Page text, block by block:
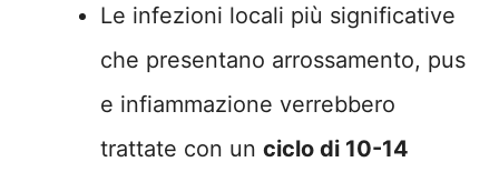
Le infezioni locali più significative
che presentano arrossamento, pus
e infiammazione verrebbero
trattate con un ciclo di 10-14